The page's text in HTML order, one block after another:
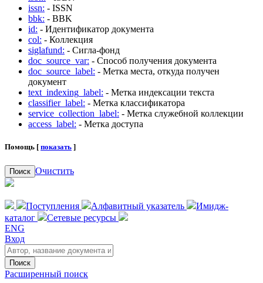
issn: - ISSN
bbk: - BBK
id: - Идентификатор документа
col: - Коллекция
siglafund: - Сигла-фонд
doc_source_var: - Способ получения документа
doc_source_label: - Метка места, откуда получен
документ
text_indexing_label: - Метка индексации текста
classifier_label: - Метка классификатора
service_collection_label: - Метка служебной коллекции
access_label: - Метка доступа
Помощь [ показать ]
Поиск Очистить
Поступления Алфавитный указатель
Имидж-
каталог
Сетевые ресурсы
ENG
Вход
Поиск
Расширенный поиск